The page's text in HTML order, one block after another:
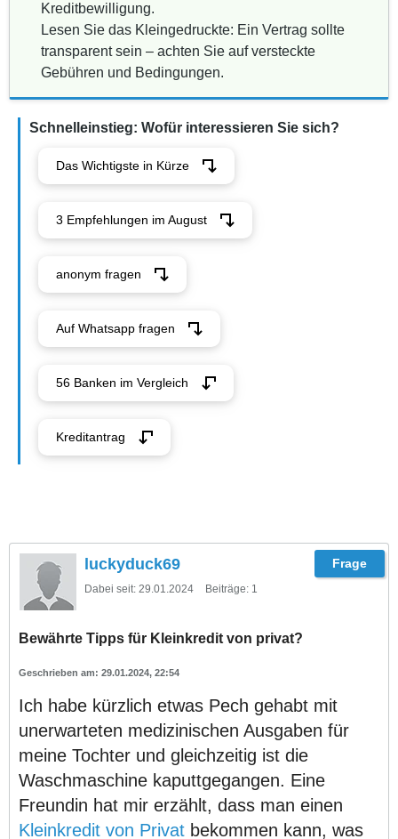
Kreditbewilligung.
Lesen Sie das Kleingedruckte: Ein Vertrag sollte
transparent sein – achten Sie auf versteckte
Gebühren und Bedingungen.
Schnelleinstieg: Wofür interessieren Sie sich?
Das Wichtigste in Kürze
3 Empfehlungen im August
anonym fragen
Auf Whatsapp fragen
56 Banken im Vergleich
Kreditantrag
luckyduck69
Dabei seit: 29.01.2024 Beiträge: 1
Bewährte Tipps für Kleinkredit von privat?
29.01.2024, 22:54
Ich habe kürzlich etwas Pech gehabt mit
unerwarteten medizinischen Ausgaben für
meine Tochter und gleichzeitig ist die
Waschmaschine kaputtgegangen. Eine
Freundin hat mir erzählt, dass man einen
Kleinkredit von Privat bekommen kann, was